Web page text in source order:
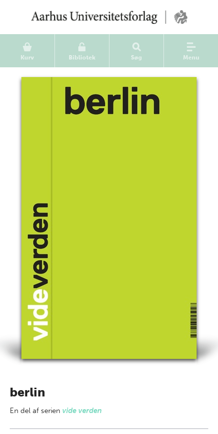
Kurv Bibliotek Søg Menu
berlin
En del af serien vide verden